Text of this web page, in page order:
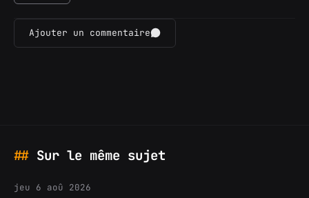
Ajouter un commentaire
Sur le même sujet
jeu 6 aoû 2026